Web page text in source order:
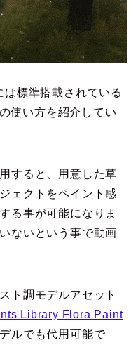
標準搭載されている
使い方を紹介してい
すると、用意した草
ェクトをペイント感
る事が可能になりま
ないという事で動画
ト調モデルアセット
Library Flora Paint
ルでも代用可能で